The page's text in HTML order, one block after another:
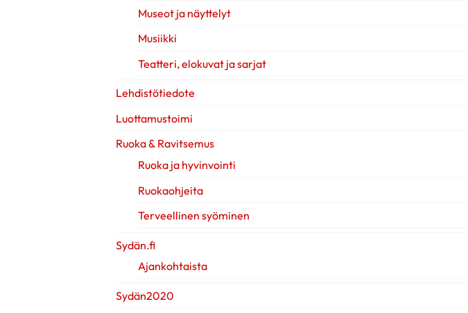
Museot ja näyttelyt
Musiikki
Teatteri, elokuvat ja sarjat
Lehdistötiedote
Luottamustoimi
Ruoka & Ravitsemus
Ruoka ja hyvinvointi
Ruokaohjeita
Terveellinen syöminen
Sydän.fi
Ajankohtaista
Sydän2020